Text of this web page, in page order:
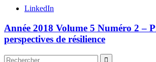
LinkedIn
Année 2018 Volume 5 Numéro 2 –
perspectives de résilience